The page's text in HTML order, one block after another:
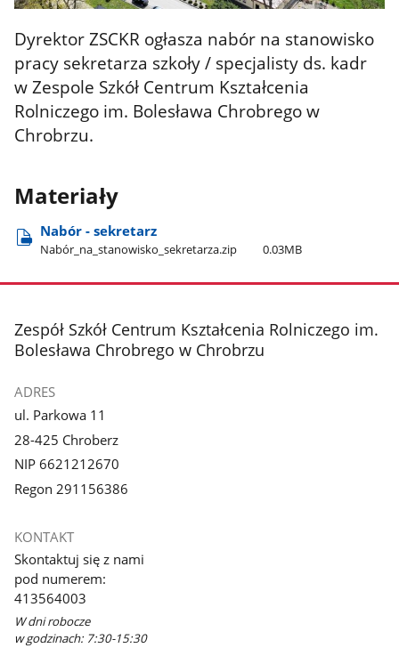
Dyrektor ZSCKR ogłasza nabór na stanowisko
pracy sekretarza szkoły / specjalisty ds. kadr
w Zespole Szkół Centrum Kształcenia
Rolniczego im. Bolesława Chrobrego w
Chrobrzu.
Materiały
Nabór - sekretarz
Nabór​_na​_stanowisko​_sekretarza.zip 0.03MB
stopka
Zespół Szkół Centrum Kształcenia Rolniczego im.
Bolesława Chrobrego w Chrobrzu
ADRES
ul. Parkowa 11
28-425 Chroberz
NIP 6621212670
Regon 291156386
KONTAKT
Skontaktuj się z nami
pod numerem:
413564003
W dni robocze
w godzinach: 7:30-15:30